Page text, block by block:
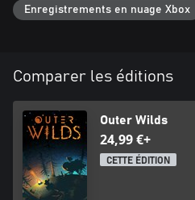
Enregistrements en nuage Xbox
Comparer les éditions
Outer Wilds
24,99 €+
CETTE ÉDITION